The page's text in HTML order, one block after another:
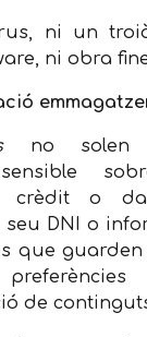
ni un
ni obra
no solen
crèdit o
seu DNI o
que
de